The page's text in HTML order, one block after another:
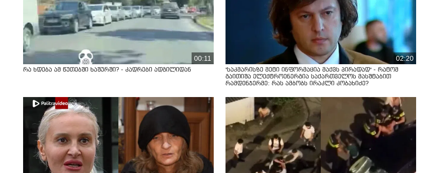
00:11
რა ხდება ამ წუთებში ხაშურში? - კადრები ადგილიდან
02:20
"საკმარისზე მეტი ინფორმაცია მაქვს პირადად" - რატომ
გაითიშა ელექტროენერგია საქართველოს მასშტაბით
რამდენჯერმე: რას ამბობს ირაკლი კობახიძე?